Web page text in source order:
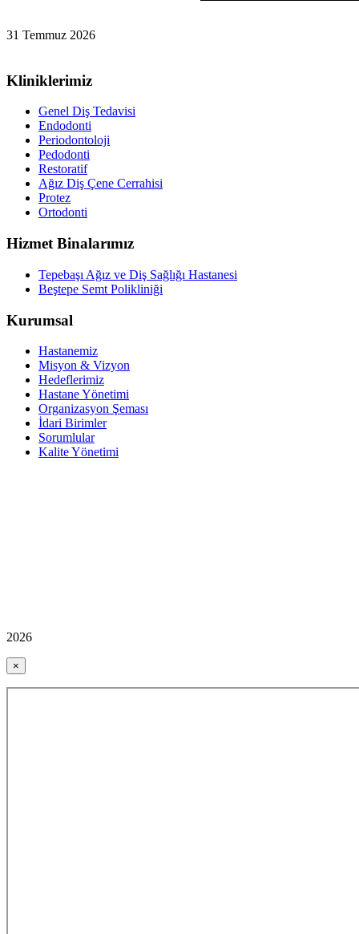
31 Temmuz 2026
Kliniklerimiz
Genel Diş Tedavisi
Endodonti
Periodontoloji
Pedodonti
Restoratif
Ağız Diş Çene Cerrahisi
Protez
Ortodonti
Hizmet Binalarımız
Tepebaşı Ağız ve Diş Sağlığı Hastanesi
Beştepe Semt Polikliniği
Kurumsal
Hastanemiz
Misyon & Vizyon
Hedeflerimiz
Hastane Yönetimi
Organizasyon Şeması
İdari Birimler
Sorumlular
Kalite Yönetimi
2026
×